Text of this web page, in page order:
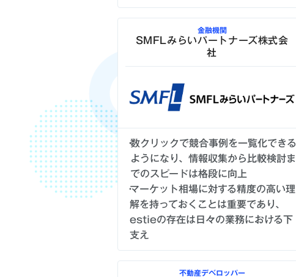
金融機関
SMFLみらいパートナーズ株式会
社
数クリックで競合事例を一覧化できる
ようになり、情報収集から比較検討ま
でのスピードは格段に向上
マーケット相場に対する精度の高い理
解を持っておくことは重要であり、
estieの存在は日々の業務における下
支え
不動産デベロッパー